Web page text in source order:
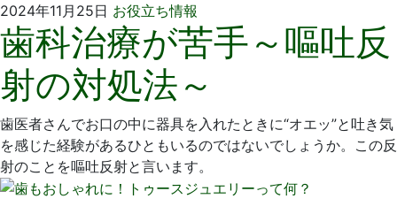
2024年11月25日 お役立ち情報
年
10
28
日
そ
歯
医
院
歯科治療が苦手～嘔吐反
射の対処法～
歯医者さんでお口の中に器具を入れたときに“オエッ”と吐き気
を感じた経験があるひともいるのではないでしょうか。この反
射のことを嘔吐反射と言います。